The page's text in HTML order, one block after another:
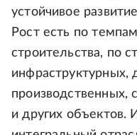
устойчивое
Рост есть по
строительства, по
инфраструктурных,
производственных,
и других